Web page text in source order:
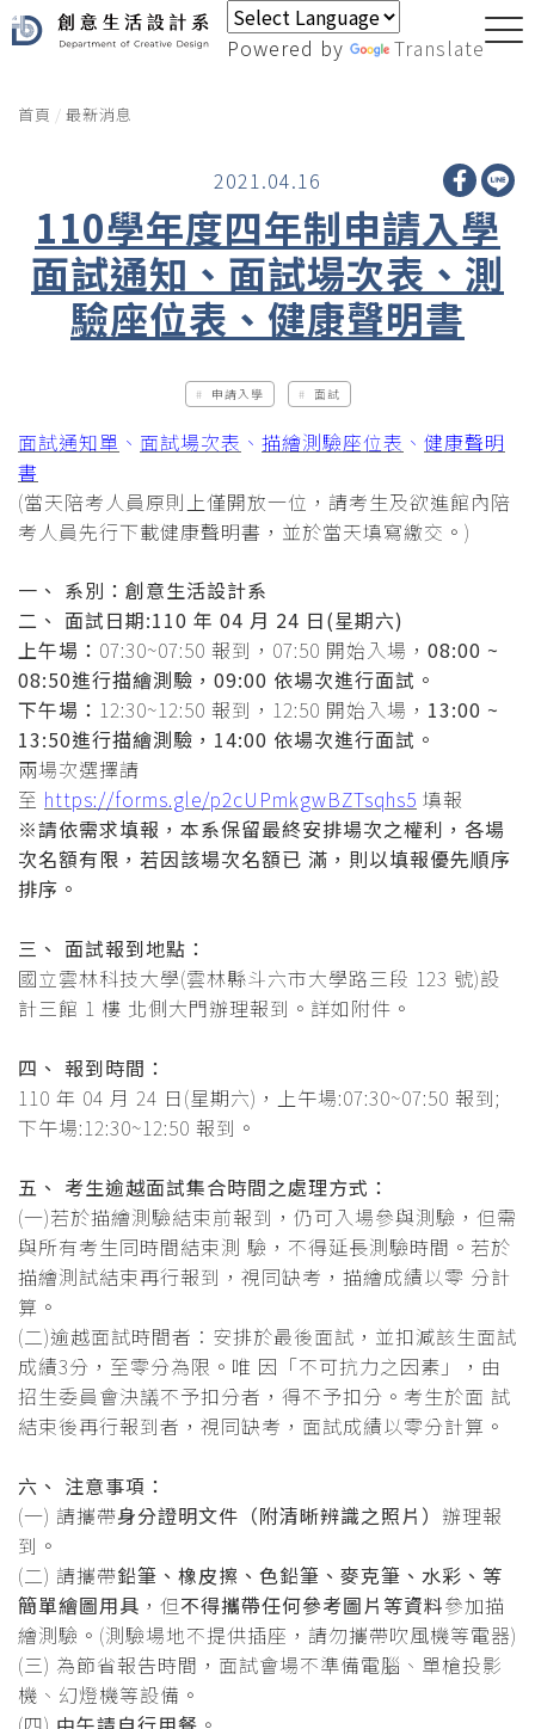
Powered by Translate
首頁 最新消息
2021.04.16
110學年度四年制申請入學
面試通知、面試場次表、測
驗座位表、健康聲明書
申請入學 面試
面試通知單 、 面試場次表 、 描繪測驗座位表 、 健康聲明
書
(當天陪考人員原則上僅開放一位，請考生及欲進館內陪
考人員先行下載健康聲明書，並於當天填寫繳交。)
一、 系別：創意生活設計系
二、 面試日期:110 年 04 月 24 日(星期六)
上午場： 07:30~07:50 報到，07:50 開始入場， 08:00 ~
08:50進行描繪測驗，09:00 依場次進行面試。
下午場： 12:30~12:50 報到，12:50 開始入場， 13:00 ~
13:50進行描繪測驗，14:00 依場次進行面試。
兩場次選擇請
至 https://forms.gle/p2cUPmkgwBZTsqhs5 填報
※請依需求填報，本系保留最終安排場次之權利，各場
次名額有限，若因該場次名額已 滿，則以填報優先順序
排序。
三、 面試報到地點：
國立雲林科技大學(雲林縣斗六市大學路三段 123 號)設
計三館 1 樓 北側大門辦理報到。詳如附件。
四、 報到時間：
110 年 04 月 24 日(星期六)，上午場:07:30~07:50 報到;
下午場:12:30~12:50 報到。
五、 考生逾越面試集合時間之處理方式：
(一)若於描繪測驗結束前報到，仍可入場參與測驗，但需
與所有考生同時間結束測 驗，不得延長測驗時間。若於
描繪測試結束再行報到，視同缺考，描繪成績以零 分計
算。
(二)逾越面試時間者：安排於最後面試，並扣減該生面試
成績3分，至零分為限。唯 因「不可抗力之因素」，由
招生委員會決議不予扣分者，得不予扣分。考生於面 試
結束後再行報到者，視同缺考，面試成績以零分計算。
六、 注意事項：
(一) 請攜帶身分證明文件（附清晰辨識之照片） 辦理報
到。
(二) 請攜帶鉛筆、橡皮擦、色鉛筆、麥克筆、水彩、等
簡單繪圖用具 ，但不得攜帶任何參考圖片等資料參加描
繪測驗。(測驗場地不提供插座，請勿攜帶吹風機等電器)
(三) 為節省報告時間，面試會場不準備電腦、單槍投影
機、幻燈機等設備。